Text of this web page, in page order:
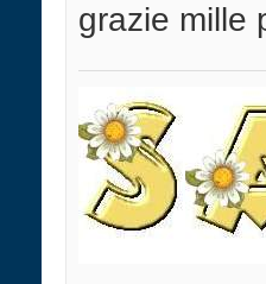
grazie mille